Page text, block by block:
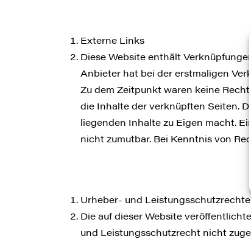
Externe Links
Diese Website enthält
Anbieter hat bei der erstmaligen
Zu dem Zeitpunkt waren keine
die Inhalte der verknüpften Seiten.
liegenden Inhalte zu Eigen macht.
nicht zumutbar. Bei Kenntnis von
Urheber- und Leistungsschutzrechte
Die auf dieser Website
und Leistungsschutzrecht nicht